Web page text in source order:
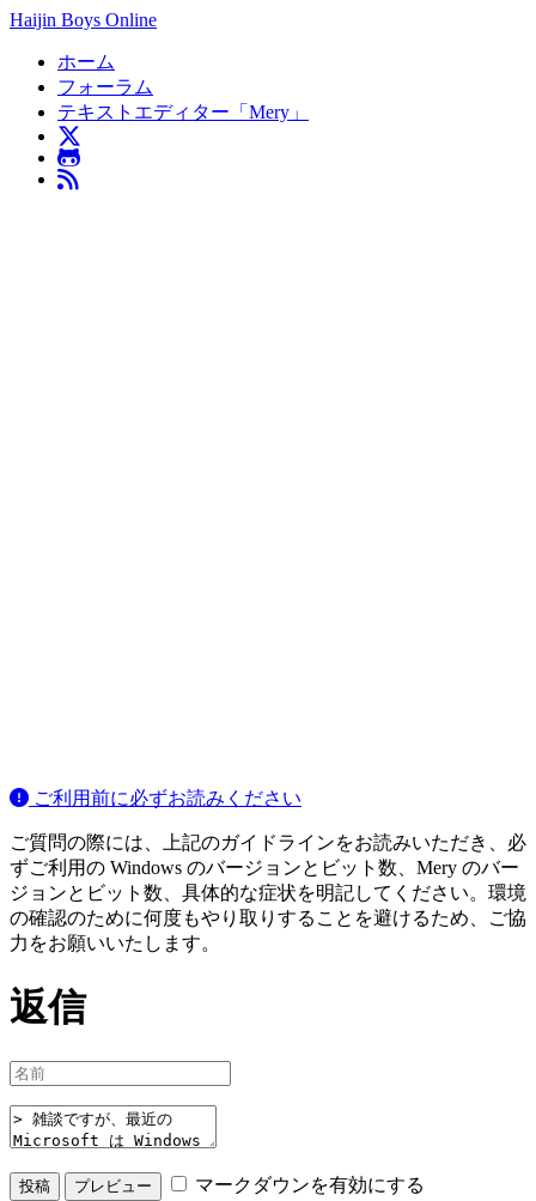
Haijin Boys Online
ホーム
フォーラム
テキストエディター「Mery」
ご利用前に必ずお読みください
ご質問の際には、上記のガイドラインをお読みいただき、必
ずご利用の Windows のバージョンとビット数、Mery のバー
ジョンとビット数、具体的な症状を明記してください。環境
の確認のために何度もやり取りすることを避けるため、ご協
力をお願いいたします。
返信
マークダウンを有効にする